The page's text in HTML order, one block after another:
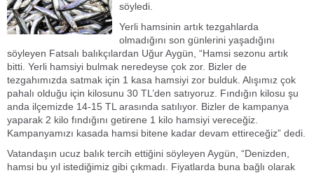
söyledi.
Yerli hamsinin artık tezgahlarda
olmadığını son günlerini yaşadığını
söyleyen Fatsalı balıkçılardan Uğur Aygün, “Hamsi sezonu artık
bitti. Yerli hamsiyi bulmak neredeyse çok zor. Bizler de
tezgahımızda satmak için 1 kasa hamsiyi zor bulduk. Alışımız çok
pahalı olduğu için kilosunu 30 TL’den satıyoruz. Fındığın kilosu şu
anda ilçemizde 14-15 TL arasında satılıyor. Bizler de kampanya
yaparak 2 kilo fındığını getirene 1 kilo hamsiyi vereceğiz.
Kampanyamızı kasada hamsi bitene kadar devam ettireceğiz” dedi.
Vatandaşın ucuz balık tercih ettiğini söyleyen Aygün, “Denizden,
hamsi bu yıl istediğimiz gibi çıkmadı. Fiyatlarda buna bağlı olarak